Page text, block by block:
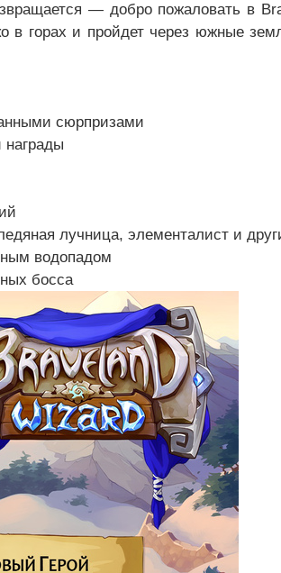
— добро пожаловать в
в горах и пройдет через южные
сюрпризами
лучница, элементалист и
водопадом
босса